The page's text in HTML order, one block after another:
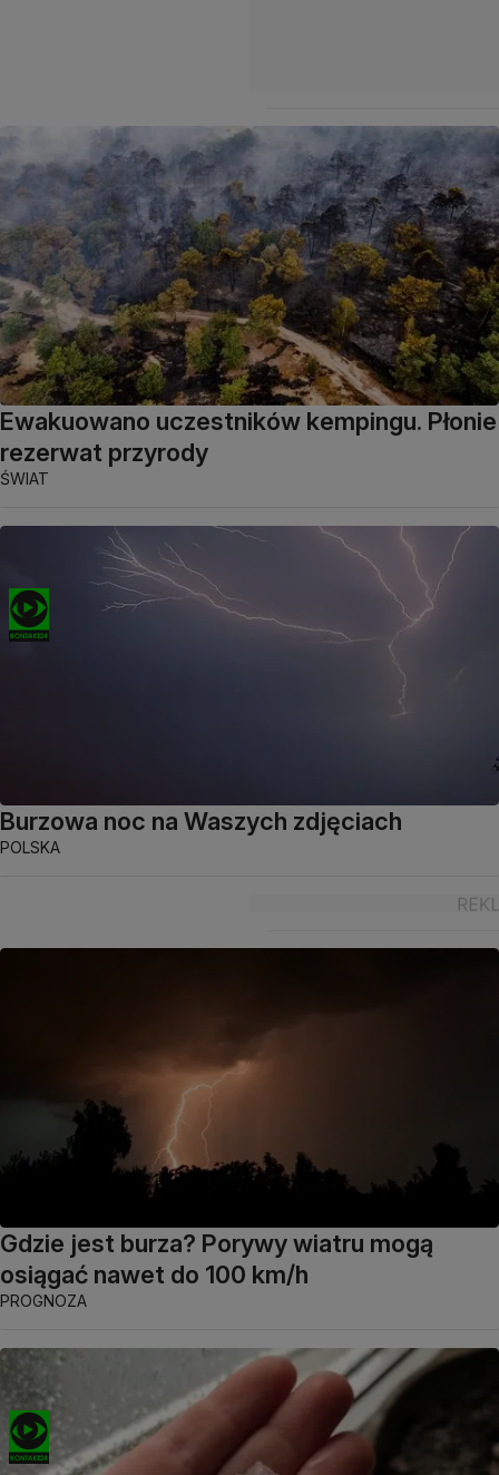
Ewakuowano uczestników kempingu. Płonie
rezerwat przyrody
ŚWIAT
Burzowa noc na Waszych zdjęciach
POLSKA
Gdzie jest burza? Porywy wiatru mogą
osiągać nawet do 100 km/h
PROGNOZA